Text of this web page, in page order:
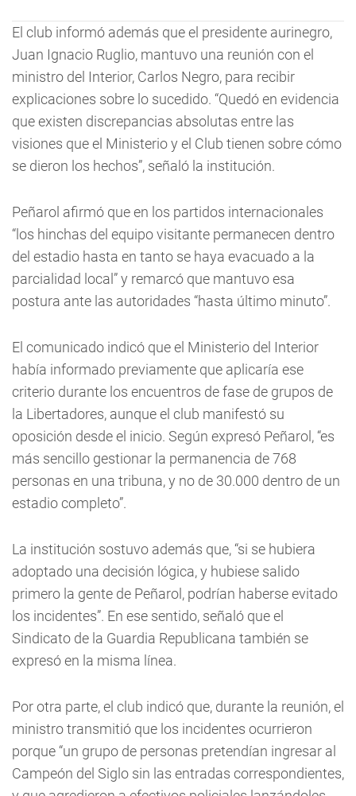
El club informó además que el presidente aurinegro,
Juan Ignacio Ruglio, mantuvo una reunión con el
ministro del Interior, Carlos Negro, para recibir
explicaciones sobre lo sucedido. “Quedó en evidencia
que existen discrepancias absolutas entre las
visiones que el Ministerio y el Club tienen sobre cómo
se dieron los hechos”, señaló la institución.
Peñarol afirmó que en los partidos internacionales
“los hinchas del equipo visitante permanecen dentro
del estadio hasta en tanto se haya evacuado a la
parcialidad local” y remarcó que mantuvo esa
postura ante las autoridades “hasta último minuto”.
El comunicado indicó que el Ministerio del Interior
había informado previamente que aplicaría ese
criterio durante los encuentros de fase de grupos de
la Libertadores, aunque el club manifestó su
oposición desde el inicio. Según expresó Peñarol, “es
más sencillo gestionar la permanencia de 768
personas en una tribuna, y no de 30.000 dentro de un
estadio completo”.
La institución sostuvo además que, “si se hubiera
adoptado una decisión lógica, y hubiese salido
primero la gente de Peñarol, podrían haberse evitado
los incidentes”. En ese sentido, señaló que el
Sindicato de la Guardia Republicana también se
expresó en la misma línea.
Por otra parte, el club indicó que, durante la reunión, el
ministro transmitió que los incidentes ocurrieron
porque “un grupo de personas pretendían ingresar al
Campeón del Siglo sin las entradas correspondientes,